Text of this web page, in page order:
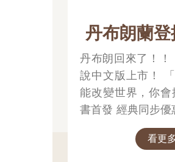
丹布朗蘭登
丹布朗回來了！！
說中文版上市！
能改變世界，你會
書首發 經典同步優
展期間限定 數量
推理迷，這次別再
看更